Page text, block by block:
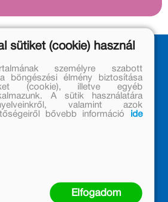
ajándékozott és ajándékoz meg az
szerető gyerekekből olvasni
akik mindezt továbbadták a
sütiket (cookie) használ
személyre szabott
böngészési élmény biztosítása
(cookie), illetve egyéb
A sütik használatára
valamint azok
bővebb információ
ide
Elfogadom